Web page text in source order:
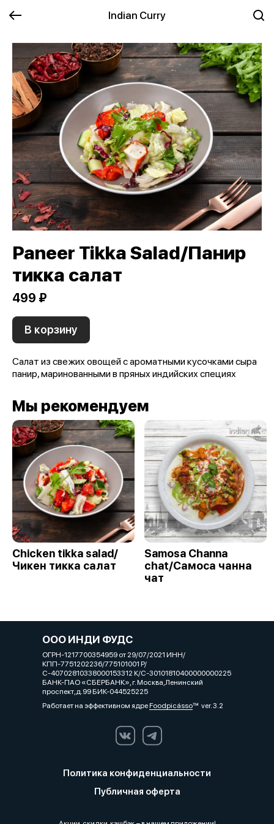
Indian Curry
Paneer Tikka Salad/Панир
тикка салат
499 ₽
В корзину
Салат из свежих овощей с ароматными кусочками сыра
панир, маринованными в пряных индийских специях
Мы рекомендуем
Chicken tikka salad/
Чикен тикка салат
Samosa Channa
chat/Самоса чанна
чат
ООО ИНДИ ФУДС
ОГРН-1217700354959 от 29/07/2021 ИНН/
КПП-7751202236/775101001 Р/
С-40702810338000153312 К/С-30101810400000000225
БАНК-ПАО «СБЕРБАНК», г. Москва,Ленинский
проспект,д.99 БИК-044525225
Работает на эффективном ядреFoodpicássover. 3.2
Политика конфиденциальности
Публичная оферта